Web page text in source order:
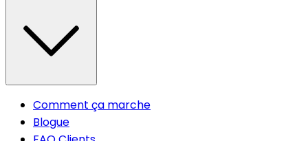
Comment ça marche
Blogue